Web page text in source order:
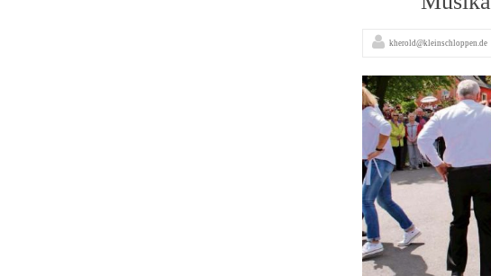
kherold@kleinschloppen.de